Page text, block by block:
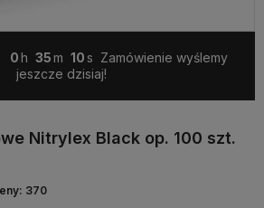
0 35 9
Zamówienie wyślemy
jeszcze dzisiaj!
Nitrylex Black op. 100 szt.
370